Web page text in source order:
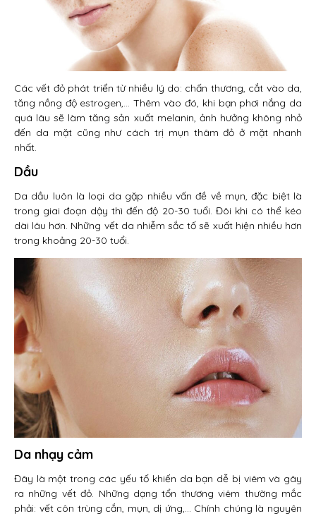
Các vết đỏ phát triển từ nhiều lý do: chấn thương, cắt vào da,
tăng nồng độ estrogen,… Thêm vào đó, khi bạn phơi nắng da
quá lâu sẽ làm tăng sản xuất melanin, ảnh hưởng không nhỏ
đến da mặt cũng như cách trị mụn thâm đỏ ở mặt nhanh
nhất.
Dầu
Da dầu luôn là loại da gặp nhiều vấn đề về mụn, đặc biệt là
trong giai đoạn dậy thì đến độ 20-30 tuổi. Đôi khi có thể kéo
dài lâu hơn. Những vết da nhiễm sắc tố sẽ xuất hiện nhiều hơn
trong khoảng 20-30 tuổi.
Da nhạy cảm
Đây là một trong các yếu tố khiến da bạn dễ bị viêm và gây
ra những vết đỏ. Những dạng tổn thương viêm thường mắc
phải: vết côn trùng cắn, mụn, dị ứng,… Chính chúng là nguyên